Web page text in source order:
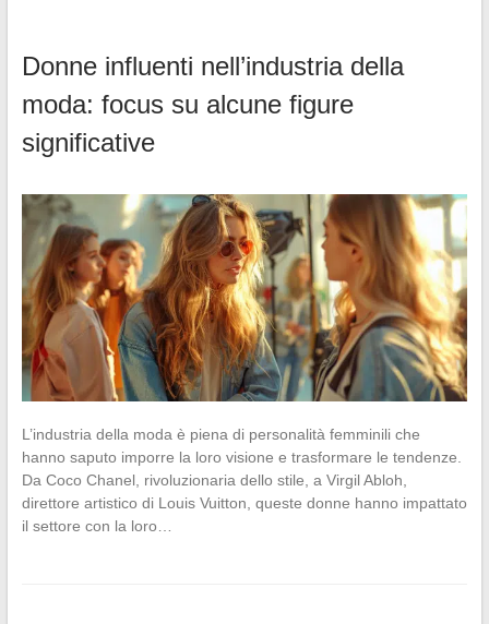
Donne influenti nell’industria della
moda: focus su alcune figure
significative
L’industria della moda è piena di personalità femminili che
hanno saputo imporre la loro visione e trasformare le tendenze.
Da Coco Chanel, rivoluzionaria dello stile, a Virgil Abloh,
direttore artistico di Louis Vuitton, queste donne hanno impattato
il settore con la loro…